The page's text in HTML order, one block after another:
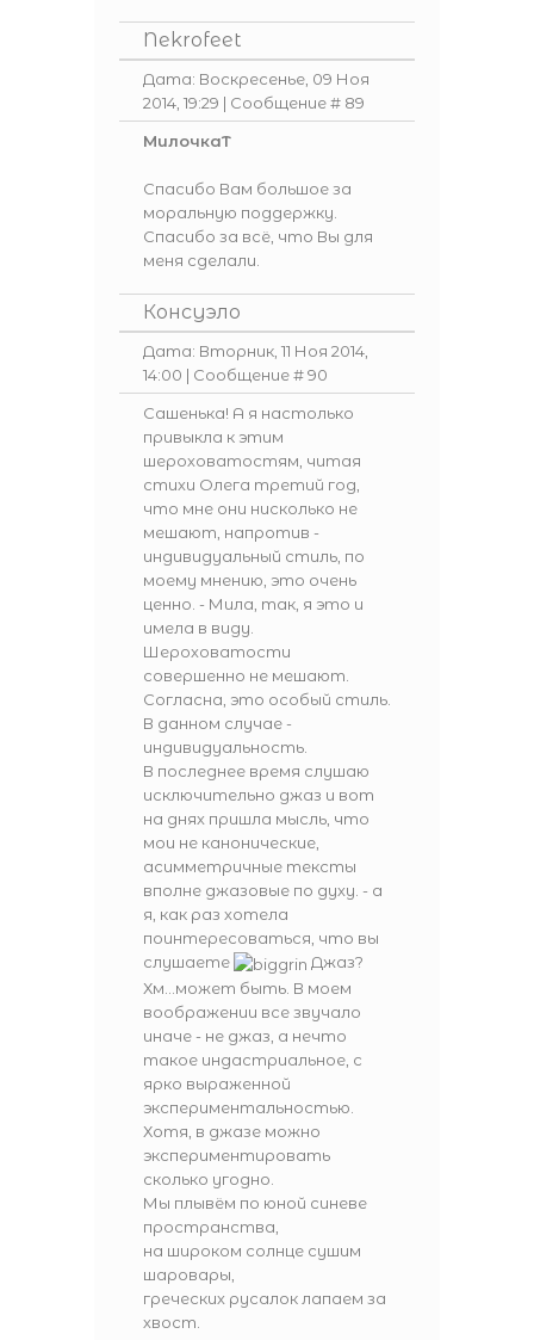
Nekrofeet
Дата: Воскресенье, 09 Ноя
2014, 19:29 | Сообщение # 89
МилочкаТ
Спасибо Вам большое за
моральную поддержку.
Спасибо за всё, что Вы для
меня сделали.
Консуэло
Дата: Вторник, 11 Ноя 2014,
14:00 | Сообщение #90
Сашенька! А я настолько
привыкла к этим
шероховатостям, читая
стихи Олега третий год,
что мне они нисколько не
мешают, напротив -
индивидуальный стиль, по
моему мнению, это очень
ценно. - Мила, так, я это и
имела в виду.
Шероховатости
совершенно не мешают.
Согласна, это особый стиль.
В данном случае -
индивидуальность.
В последнее время слушаю
исключительно джаз и вот
на днях пришла мысль, что
мои не канонические,
асимметричные тексты
вполне джазовые по духу. - а
я, как раз хотела
поинтересоваться, что вы
слушаете
Джаз?
Хм...может быть. В моем
воображении все звучало
иначе - не джаз, а нечто
такое индастриальное, с
ярко выраженной
экспериментальностью.
Хотя, в джазе можно
экспериментировать
сколько угодно.
Мы плывём по юной синеве
пространства,
на широком солнце сушим
шаровары,
греческих русалок лапаем за
хвост.